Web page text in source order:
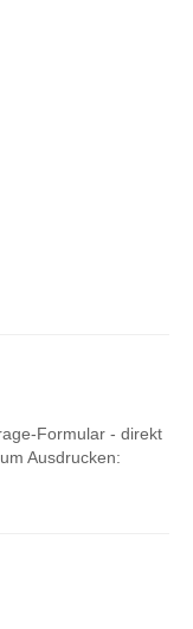
Formular - direkt
Ausdrucken: